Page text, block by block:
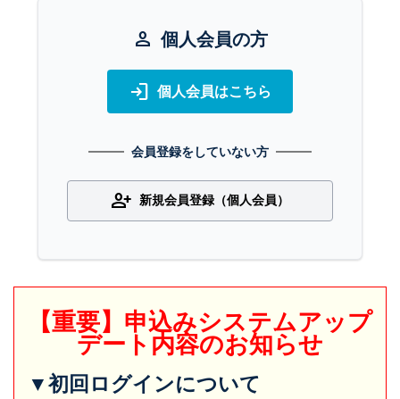
person 個人会員の方
login 個人会員はこちら
会員登録をしていない方
person_add 新規会員登録（個人会員）
【重要】申込みシステムアップ
デート内容のお知らせ
▼初回ログインについて